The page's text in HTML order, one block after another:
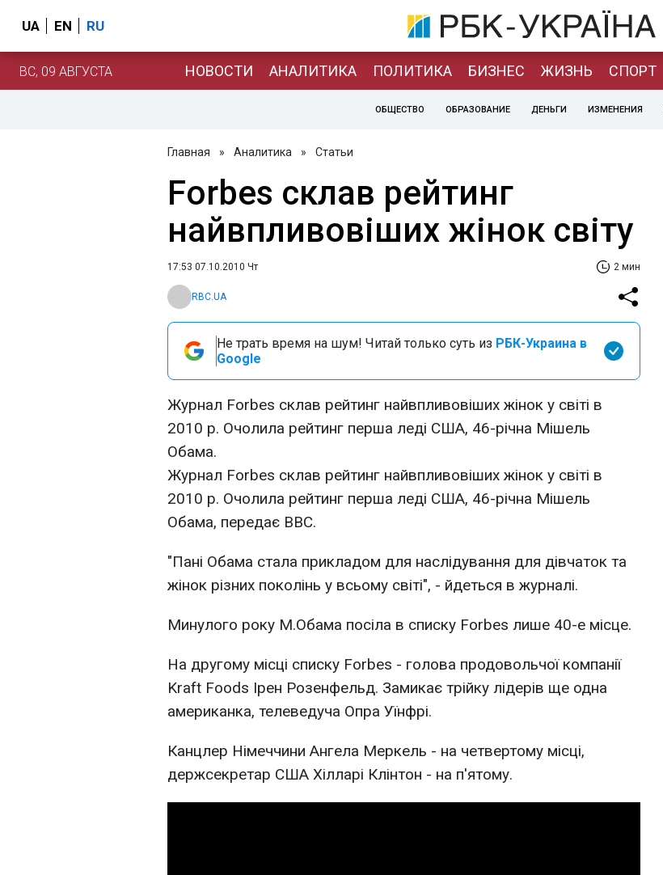
UA EN RU
ВС, 09 АВГУСТА НОВОСТИ АНАЛИТИКА ПОЛИТИКА БИЗНЕС ЖИЗНЬ СПОРТ
ОБЩЕСТВО ОБРАЗОВАНИЕ ДЕНЬГИ ИЗМЕНЕНИЯ
Главная » Аналитика » Статьи
Forbes склав рейтинг
найвпливовіших жінок світу
17:53 07.10.2010 Чт 2 мин
RBC.UA
Не трать время на шум! Читай только суть из РБК-Украина в
Google
Журнал Forbes склав рейтинг найвпливовіших жінок у світі в
2010 р. Очолила рейтинг перша леді США, 46-річна Мішель
Обама.
Журнал Forbes склав рейтинг найвпливовіших жінок у світі в
2010 р. Очолила рейтинг перша леді США, 46-річна Мішель
Обама, передає BBC.
"Пані Обама стала прикладом для наслідування для дівчаток та
жінок різних поколінь у всьому світі", - йдеться в журналі.
Минулого року М.Обама посіла в списку Forbes лише 40-е місце.
На другому місці списку Forbes - голова продовольчої компанії
Kraft Foods Ірен Розенфельд. Замикає трійку лідерів ще одна
американка, телеведуча Опра Уїнфрі.
Канцлер Німеччини Ангела Меркель - на четвертому місці,
держсекретар США Хілларі Клінтон - на п'ятому.